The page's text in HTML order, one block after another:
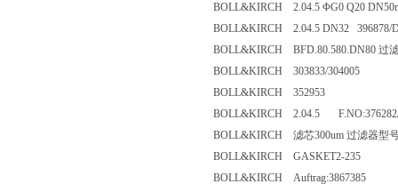
BOLL&KIRCH 2.04.5 ΦG0 Q20
BOLL&KIRCH 2.04.5 DN32
BOLL&KIRCH BFD.80.580.DN80
BOLL&KIRCH 303833/304005
BOLL&KIRCH 352953
BOLL&KIRCH 2.04.5
BOLL&KIRCH 滤芯300um 过滤器
BOLL&KIRCH GASKET2-235
BOLL&KIRCH Auftrag:3867385